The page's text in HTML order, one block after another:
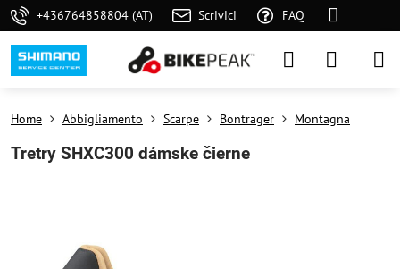
+436764858804 (AT) Scrivici FAQ
Home Abbigliamento Scarpe Bontrager Montagna
Tretry SHXC300 dámske čierne